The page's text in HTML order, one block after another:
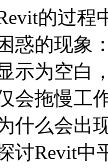
的过程
惑的现象
示为空白
会拖慢工
什么会出
讨Revit中